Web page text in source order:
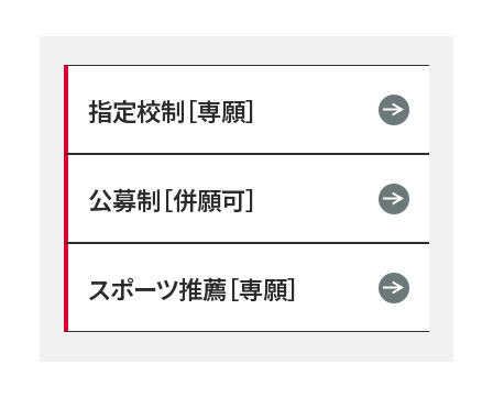
指定校制［専願］
公募制［併願可］
スポーツ推薦［専願］